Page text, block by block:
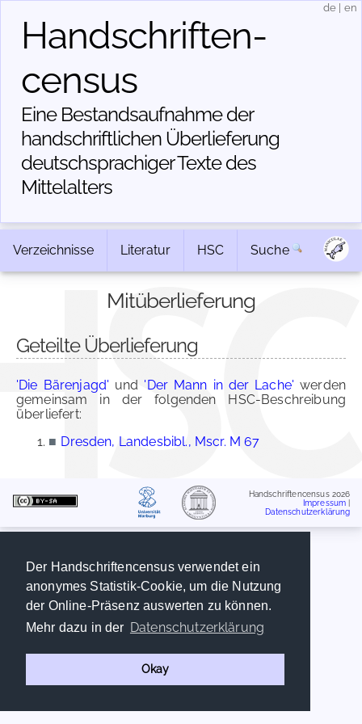
Der Handschriftencensus verwendet ein
anonymes Statistik-Cookie, um die Nutzung
der Online-Präsenz auswerten zu können.
Mehr dazu in der Datenschutzerklärung
Okay
Handschriften­
census
Eine Bestandsaufnahme der
handschriftlichen Über­lieferung
deutschsprachiger Texte des
Mittelalters
de en
Verzeichnisse Literatur HSC Suche
Mitüberlieferung
Geteilte Überlieferung
'Die Bärenjagd' und 'Der Mann in der Lache' werden
gemeinsam in der folgenden HSC-Beschreibung
überliefert:
■ Dresden, Landesbibl., Mscr. M 67
Handschriftencensus 2026
Impressum
Datenschutzerklärung